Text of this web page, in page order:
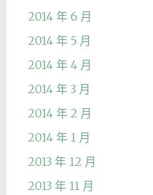
2014 年 6 月
2014 年 5 月
2014 年 4 月
2014 年 3 月
2014 年 2 月
2014 年 1 月
2013 年 12 月
2013 年 11 月